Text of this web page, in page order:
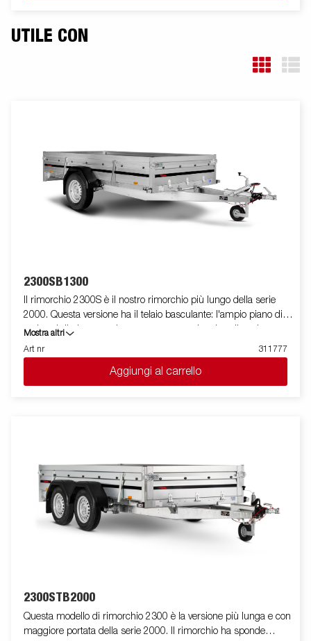
UTILE CON
2300SB1300
Il rimorchio 2300S è il nostro rimorchio più lungo della serie
2000. Questa versione ha il telaio basculante: l'ampio piano di
carico si ribalta posteriormente per agevolare la salita e la
discesa di attrezzature e del materiale trasportato. Una molla a
gas anteriore agevola le operazioni di apertura e chiusura del
telaio. La sponda posteriore è rinforzata, e semplifica il
caricamento di motocicli, di attrezzature per il giardinaggio,
merce trasportata. Come sempre ELLEBI offre un ampio
programma di accessori per tutti i rimorchi. Le immagini sono
solo a scopo illustrativo e possono mostrare accessori opzionali.
Mostra altri
Art nr
311777
Aggiungi al carrello
2300STB2000
Questa modello di rimorchio 2300 è la versione più lunga e con
maggiore portata della serie 2000. Il rimorchio ha sponde